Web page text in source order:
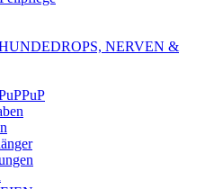
NERVEN &